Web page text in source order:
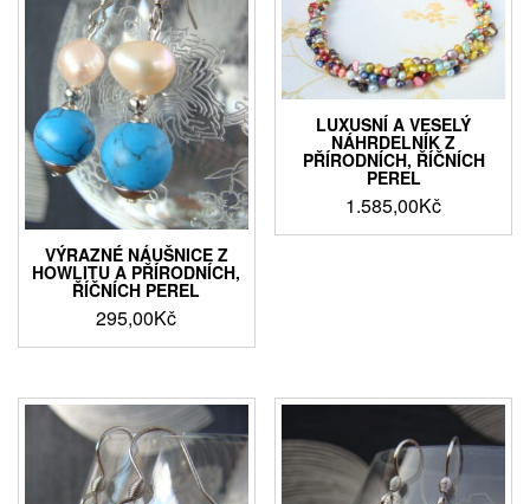
VÝRAZNÉ NÁUŠNICE Z
HOWLITU A PŘÍRODNÍCH,
ŘÍČNÍCH PEREL
295,00Kč
LUXUSNÍ A VESELÝ
NÁHRDELNÍK Z
PŘÍRODNÍCH, ŘÍČNÍCH
PEREL
1.585,00Kč